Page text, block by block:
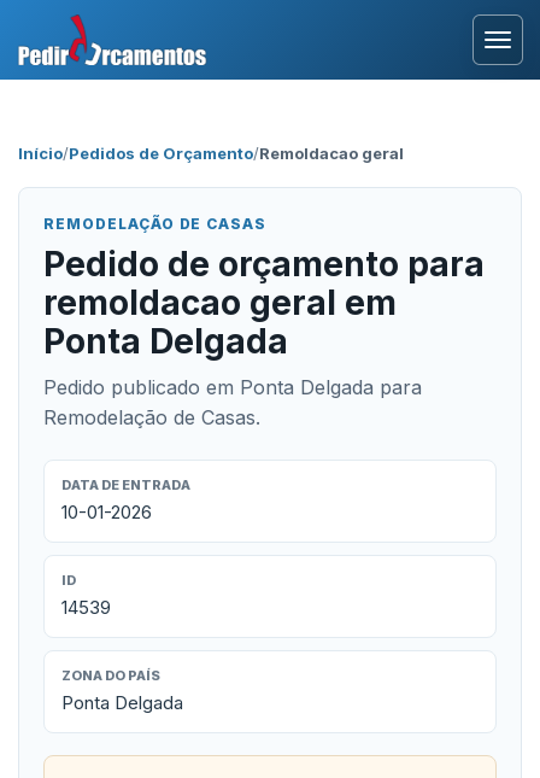
Início/Pedidos de Orçamento/Remoldacao geral
REMODELAÇÃO DE CASAS
Pedido de orçamento para
remoldacao geral em
Ponta Delgada
Pedido publicado em Ponta Delgada para
Remodelação de Casas.
DATA DE ENTRADA
10-01-2026
ID
14539
ZONA DO PAÍS
Ponta Delgada
Área Profissional
Como Funciona?
Testemunhos